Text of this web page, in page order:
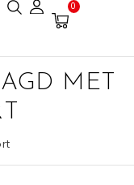
0
MET